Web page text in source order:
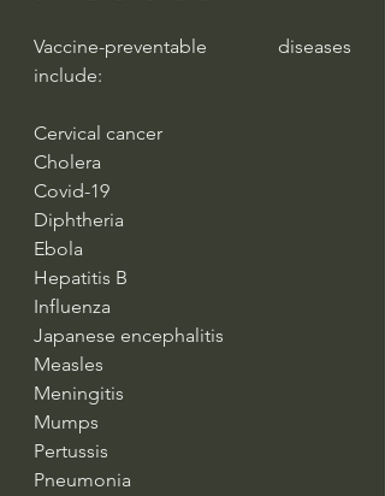
Vaccine-preventable diseases
include:
Cervical cancer
Cholera
Covid-19
Diphtheria
Ebola
Hepatitis B
Influenza
Japanese encephalitis
Measles
Meningitis
Mumps
Pertussis
Pneumonia